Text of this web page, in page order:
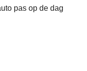
pas op de dag